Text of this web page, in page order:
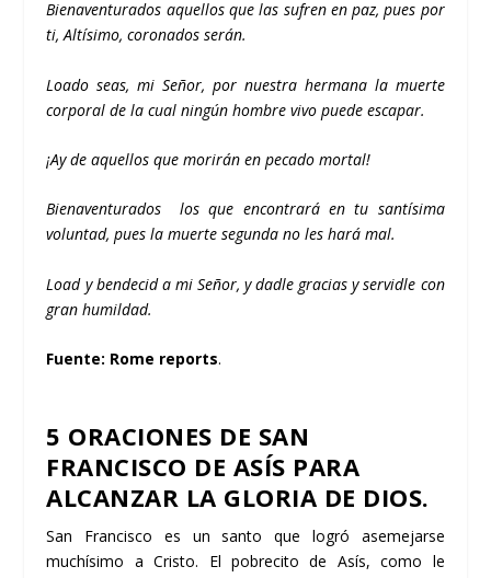
Bienaventurados aquellos que las sufren en paz,pues por
ti, Altí­simo, coronados serán.
Loado seas, mi Señor, por nuestra hermana la muerte
corporalde la cual ningún hombre vivo puede escapar.
¡Ay de aquellos que morirán en pecado mortal!
Bienaventuradoslos que encontrará en tu santí­sima
voluntad,pues la muerte segunda no les hará mal.
Load y bendecid a mi Señor,y dadle gracias y servidle con
gran humildad.
Fuente: Rome reports.
5 ORACIONES DE SAN
FRANCISCO DE ASÍS PARA
ALCANZAR LA GLORIA DE DIOS.
San Francisco es un santo que logró asemejarse
muchísimo a Cristo. El pobrecito de Asís, como le